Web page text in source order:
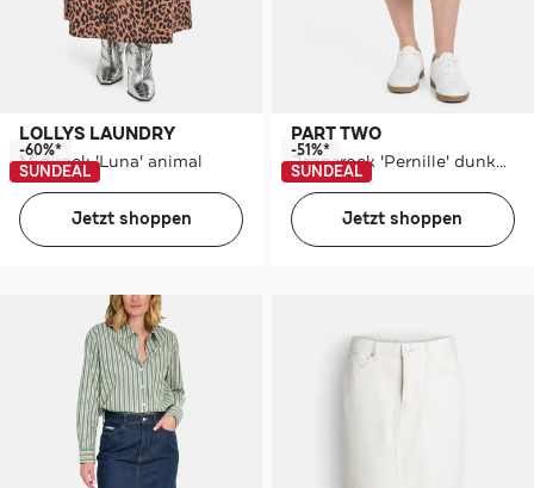
LOLLYS LAUNDRY
Midirock 'Luna' animal
-60%*
SUNDEAL
Jetzt shoppen
PART TWO
Jeansrock 'Pernille' dunkelblau
-51%*
SUNDEAL
Jetzt shoppen